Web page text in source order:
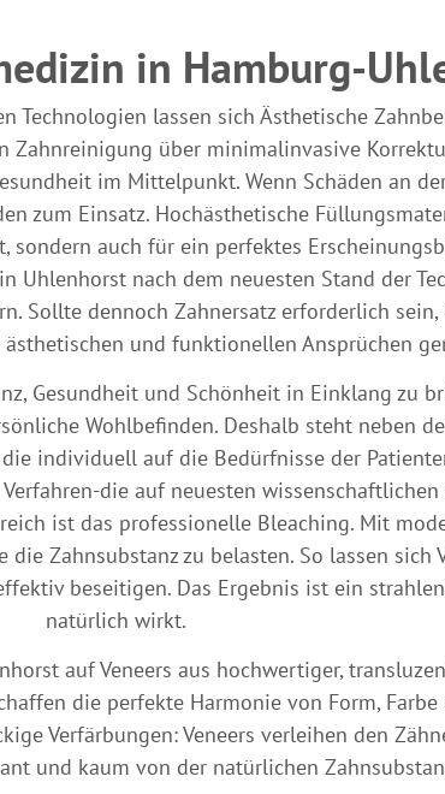
in Hamburg-
Technologien lassen sich Ästhetische
Zahnreinigung über minimalinvasive
im Mittelpunkt. Wenn Schäden an
zum Einsatz. Hochästhetische
auch für ein perfektes
Uhlenhorst nach dem neuesten Stand der
Sollte dennoch Zahnersatz erforderlich sein,
und funktionellen Ansprüchen
Gesundheit und Schönheit in Einklang zu
Wohlbefinden. Deshalb steht neben
individuell auf die Bedürfnisse der
die auf neuesten
ist das professionelle Bleaching. Mit
Zahnsubstanz zu belasten. So lassen sich
beseitigen. Das Ergebnis ist ein
natürlich wirkt.
auf Veneers aus hochwertiger,
die perfekte Harmonie von Form,
Verfärbungen: Veneers verleihen den
und kaum von der natürlichen